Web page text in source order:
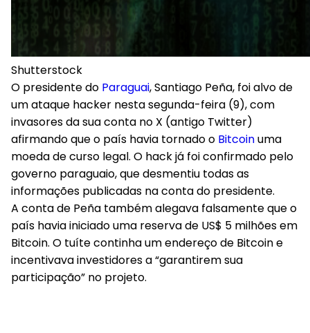
Shutterstock
O presidente do Paraguai, Santiago Peña, foi alvo de
um ataque hacker nesta segunda-feira (9), com
invasores da sua conta no X (antigo Twitter)
afirmando que o país havia tornado o Bitcoinuma
moeda de curso legal. O hack já foi confirmado pelo
governo paraguaio, que desmentiu todas as
informações publicadas na conta do presidente.
A conta de Peña também alegava falsamente que o
país havia iniciado uma reserva de US$ 5 milhões em
Bitcoin. O tuíte continha um endereço de Bitcoin e
incentivava investidores a “garantirem sua
participação” no projeto.